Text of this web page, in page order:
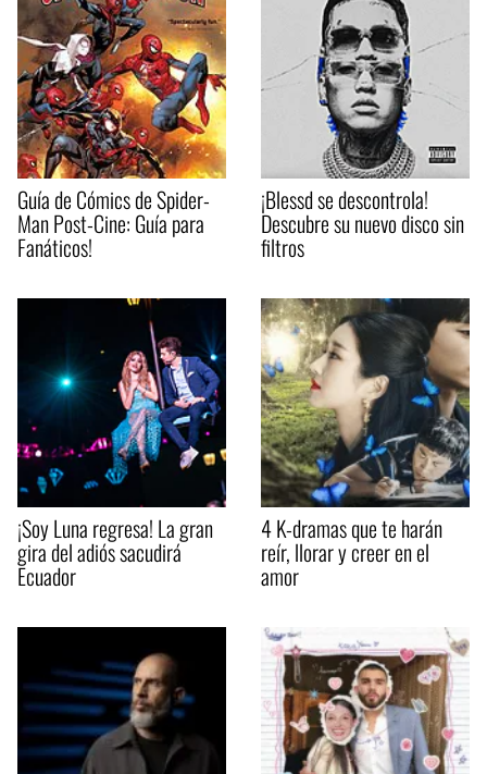
Guía de Cómics de Spider-
Man Post-Cine: Guía para
Fanáticos!
¡Blessd se descontrola!
Descubre su nuevo disco sin
filtros
¡Soy Luna regresa! La gran
gira del adiós sacudirá
Ecuador
4 K-dramas que te harán
reír, llorar y creer en el
amor